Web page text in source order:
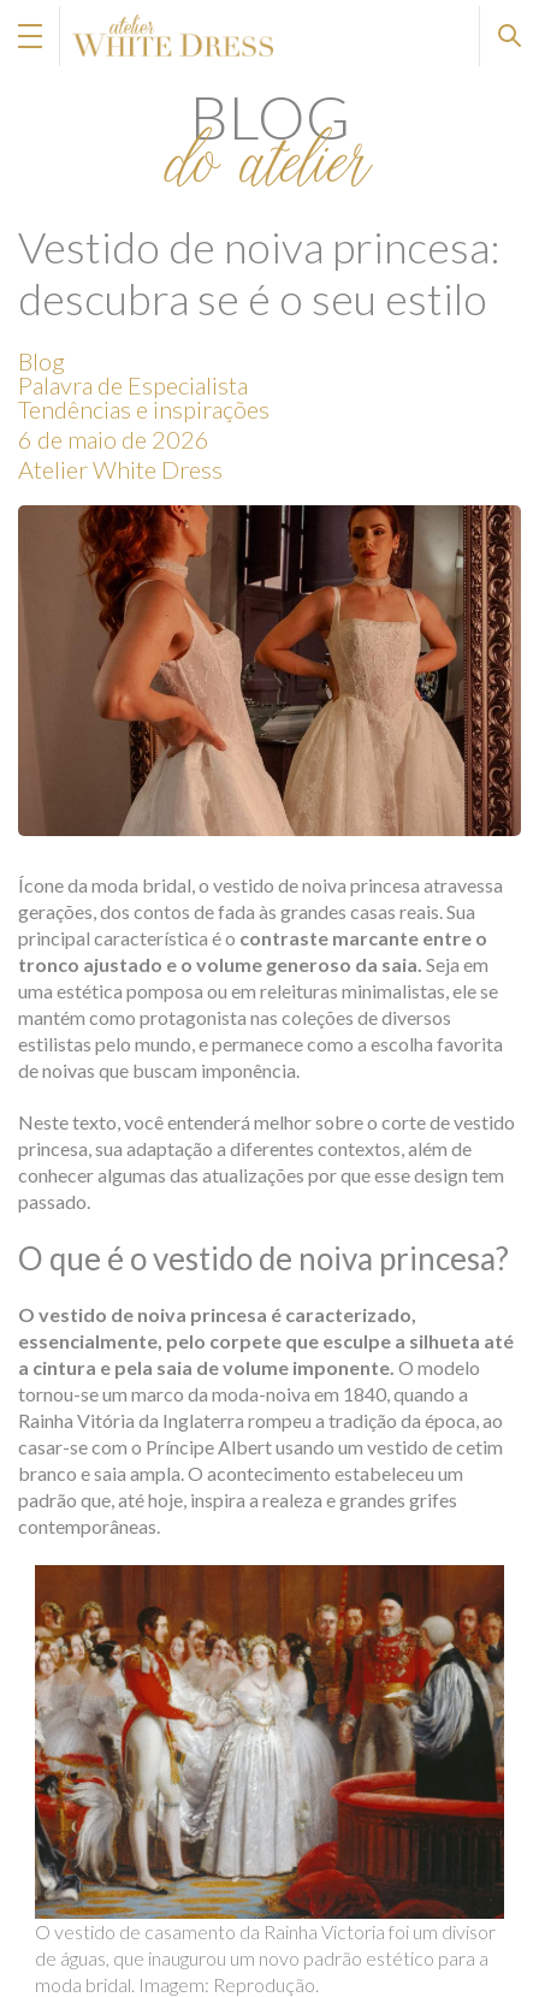
BLOG
do atelier
Vestido de noiva princesa:
descubra se é o seu estilo
Blog
Palavra de Especialista
Tendências e inspirações
6 de maio de 2026
Atelier White Dress
Ícone da moda bridal, o vestido de noiva princesa atravessa
gerações, dos contos de fada às grandes casas reais. Sua
principal característica é o contraste marcante entre o
tronco ajustado e o volume generoso da saia. Seja em
uma estética pomposa ou em releituras minimalistas, ele se
mantém como protagonista nas coleções de diversos
estilistas pelo mundo, e permanece como a escolha favorita
de noivas que buscam imponência.
Neste texto, você entenderá melhor sobre o corte de vestido
princesa, sua adaptação a diferentes contextos, além de
conhecer algumas das atualizações por que esse design tem
passado.
O que é o vestido de noiva princesa?
O vestido de noiva princesa é caracterizado,
essencialmente, pelo corpete que esculpe a silhueta até
a cintura e pela saia de volume imponente. O modelo
tornou-se um marco da moda-noiva em 1840, quando a
Rainha Vitória da Inglaterra rompeu a tradição da época, ao
casar-se com o Príncipe Albert usando um vestido de cetim
branco e saia ampla. O acontecimento estabeleceu um
padrão que, até hoje, inspira a realeza e grandes grifes
contemporâneas.
O vestido de casamento da Rainha Victoria foi um divisor
de águas, que inaugurou um novo padrão estético para a
moda bridal. Imagem: Reprodução.